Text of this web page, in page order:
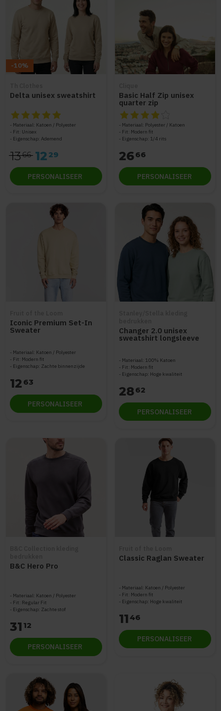
-10%
Delta unisex sweatshirt
De beoordeling van dit product is5 van de 5
Materiaal: Katoen / Polyester
Fit: Unisex
Eigenschap: Ademend
1366 12 29
PERSONALISEER
Basic Half Zip unisex
quarter zip
De beoordeling van dit
Materiaal: Polyester / Katoen
Fit: Modern fit
Eigenschap: 1/4 rits
2666
PERSONALISEER
Iconic Premium Set-In
Sweater
Materiaal: Katoen / Polyester
Fit: Modern fit
Eigenschap: Zachte binnenzijde
12 63
PERSONALISEER
Changer 2.0 unisex
sweatshirt longsleeve
Materiaal: 100% Katoen
Fit: Modern fit
Eigenschap: Hoge kwaliteit
2862
PERSONALISEER
B&C Hero Pro
Materiaal: Katoen / Polyester
Fit: Regular Fit
Eigenschap: Zachte stof
31 12
PERSONALISEER
Classic Raglan Sweater
Materiaal: Katoen / Polyester
Fit: Modern fit
Eigenschap: Hoge kwaliteit
1146
PERSONALISEER